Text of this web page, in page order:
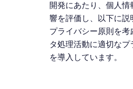
開発にあたり、個人情
響を評価し、以下に説
プライバシー原則を考
タ処理活動に適切な
を導入しています。